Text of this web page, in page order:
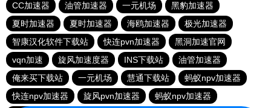
CC加速器
油管加速器 一元机场
黑豹加速器
夏时加速器
夏时加速器 海鸥加速器
极光加速器
智康汉化软件下载站
快连pvn加速器
黑洞加速官网
vqn加速
旋风加速度器 INS下载站
油管加速器
俺来买下载站
一元机场 慧通下载站
蚂蚁npv加速器
快连npv加速器
旋风pvn加速器 蚂蚁npv加速器